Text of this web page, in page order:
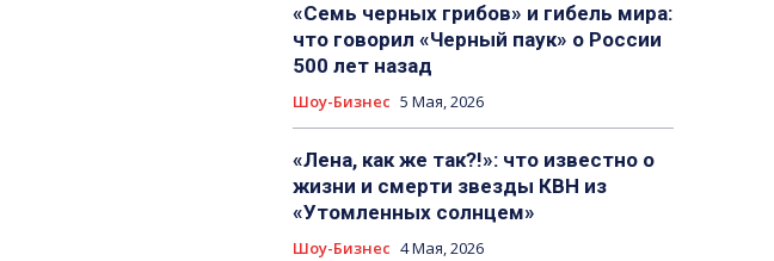
«Семь черных грибов» и гибель мира:
что говорил «Черный паук» о России
500 лет назад
Шоу-Бизнес 5 Мая, 2026
«Лена, как же так?!»: что известно о
жизни и смерти звезды КВН из
«Утомленных солнцем»
Шоу-Бизнес 4 Мая, 2026